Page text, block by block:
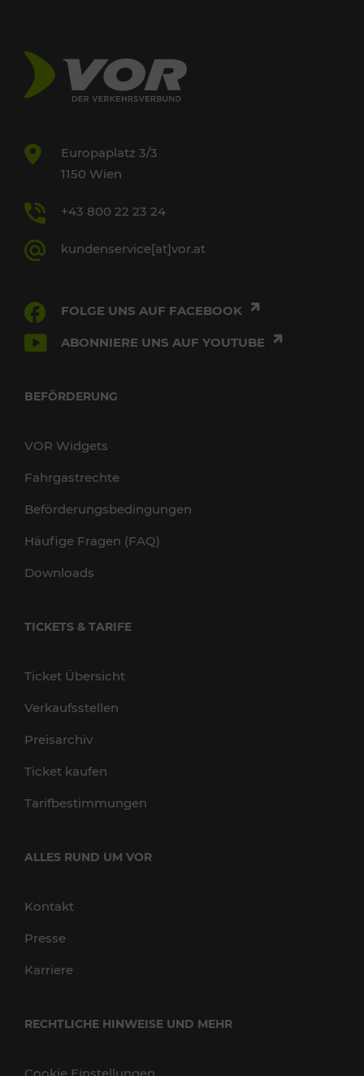
Europaplatz 3/3
1150 Wien
+43 800 22 23 24
kundenservice[at]vor.at
FOLGE UNS AUF FACEBOOK
ABONNIERE UNS AUF YOUTUBE
BEFÖRDERUNG
VOR Widgets
Fahrgastrechte
Beförderungsbedingungen
Häufige Fragen (FAQ)
Downloads
TICKETS & TARIFE
Ticket Übersicht
Verkaufsstellen
Preisarchiv
Ticket kaufen
Tarifbestimmungen
ALLES RUND UM VOR
Kontakt
Presse
Karriere
RECHTLICHE HINWEISE UND MEHR